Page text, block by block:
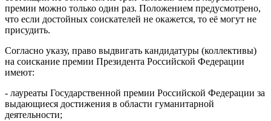
премии можно только один раз. Положением предусмотрено,
что если достойных соискателей не окажется, то её могут не
присудить.
Согласно указу, право выдвигать кандидатуры (коллективы)
на соискание премии Президента Российской Федерации
имеют:
- лауреаты Государственной премии Российской Федерации за
выдающиеся достижения в области гуманитарной
деятельности;